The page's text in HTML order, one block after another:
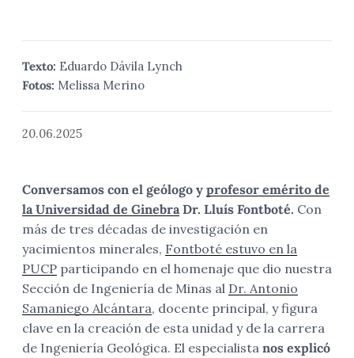
Texto: Eduardo Dávila Lynch
Fotos: Melissa Merino
20.06.2025
Conversamos con el geólogo y profesor emérito de
la Universidad de Ginebra Dr. Lluís Fontboté. Con
más de tres décadas de investigación en
yacimientos minerales, Fontboté estuvo en la
PUCP participando en el homenaje que dio nuestra
Sección de Ingeniería de Minas al Dr. Antonio
Samaniego Alcántara, docente principal, y figura
clave en la creación de esta unidad y de la carrera
de Ingeniería Geológica. El especialista nos explicó